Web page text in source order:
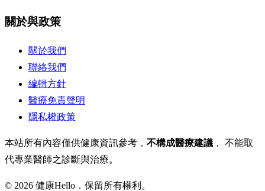
關於與政策
關於我們
聯絡我們
編輯方針
醫療免責聲明
隱私權政策
本站所有內容僅供健康資訊參考， 不構成醫療建議 ， 不能取
代專業醫師之診斷與治療。
© 2026 健康Hello．保留所有權利。